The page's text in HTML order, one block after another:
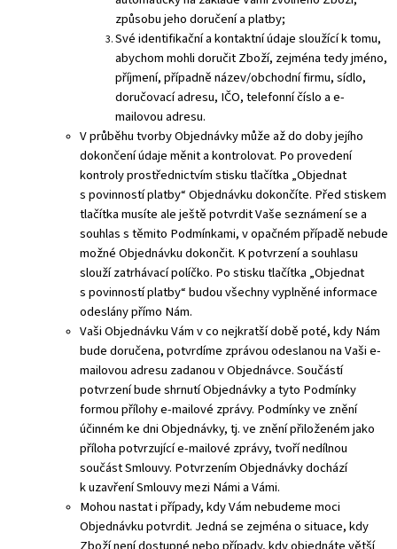
způsobu jeho doručení a platby;
Své identifikační a kontaktní údaje sloužící k tomu,
abychom mohli doručit Zboží, zejména tedy jméno,
příjmení, případně název/obchodní firmu, sídlo,
doručovací adresu, IČO, telefonní číslo a e-
mailovou adresu.
V průběhu tvorby Objednávky může až do doby jejího
dokončení údaje měnit a kontrolovat. Po provedení
kontroly prostřednictvím stisku tlačítka „Objednat
s povinností platby“ Objednávku dokončíte. Před stiskem
tlačítka musíte ale ještě potvrdit Vaše seznámení se a
souhlas s těmito Podmínkami, v opačném případě nebude
možné Objednávku dokončit. K potvrzení a souhlasu
slouží zatrhávací políčko. Po stisku tlačítka „Objednat
s povinností platby“ budou všechny vyplněné informace
odeslány přímo Nám.
Vaši Objednávku Vám v co nejkratší době poté, kdy Nám
bude doručena, potvrdíme zprávou odeslanou na Vaši e-
mailovou adresu zadanou v Objednávce. Součástí
potvrzení bude shrnutí Objednávky a tyto Podmínky
formou přílohy e-mailové zprávy. Podmínky ve znění
účinném ke dni Objednávky, tj. ve znění přiloženém jako
příloha potvrzující e-mailové zprávy, tvoří nedílnou
součást Smlouvy. Potvrzením Objednávky dochází
k uzavření Smlouvy mezi Námi a Vámi.
Mohou nastat i případy, kdy Vám nebudeme moci
Objednávku potvrdit. Jedná se zejména o situace, kdy